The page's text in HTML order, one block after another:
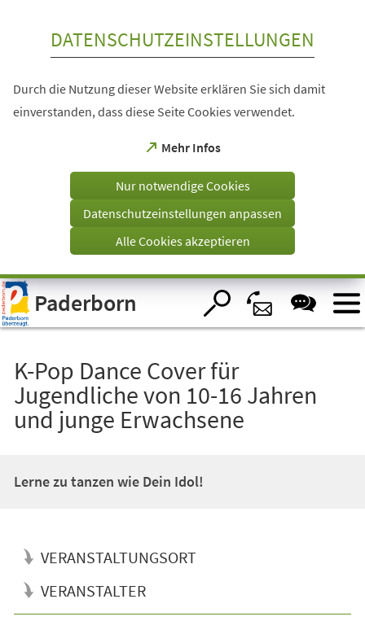
Visuelle
Assistenzsoftware
öffnen.
DATENSCHUTZEINSTELLUNGEN
Durch die Nutzung dieser Website erklären Sie sich damit
einverstanden, dass diese Seite Cookies verwendet.
Mehr Infos
(Öffnet
einem
Tab)
Nur notwendige Cookies
Datenschutzeinstellungen anpassen
Alle Cookies akzeptieren
Paderborn
K-Pop Dance Cover für
Jugendliche von 10-16 Jahren
und junge Erwachsene
Lerne zu tanzen wie Dein Idol!
VERANSTALTUNGSORT
VERANSTALTER